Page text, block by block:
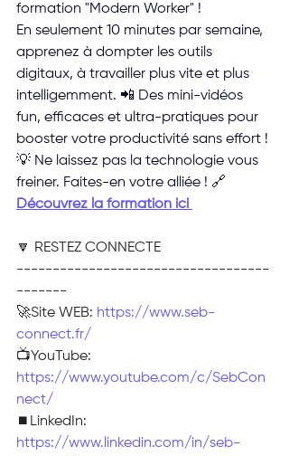
formation "Modern Worker" !
En seulement 10 minutes par semaine,
apprenez à dompter les outils
digitaux, à travailler plus vite et plus
intelligemment. 📲 Des mini-vidéos
fun, efficaces et ultra-pratiques pour
booster votre productivité sans effort !
💡 Ne laissez pas la technologie vous
freiner. Faites-en votre alliée ! 🔗
Découvrez la formation ici
🔽 RESTEZ CONNECTE
-----------------------------------
-------
🚀Site WEB: https://www.seb-
connect.fr/
📺YouTube:
https://www.youtube.com/c/SebCon
nect/
⏹️LinkedIn:
https://www.linkedin.com/in/seb-